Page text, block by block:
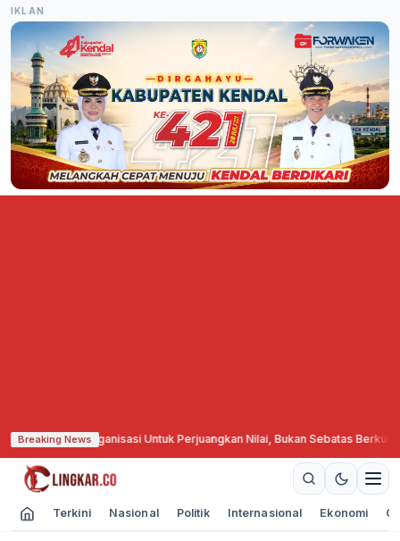
IKLAN
Breaking NewsUntuk Perjuangkan Nilai, Bukan Sebatas Berkumpul ·GKR
Terkini Nasional Politik Internasional Ekonomi